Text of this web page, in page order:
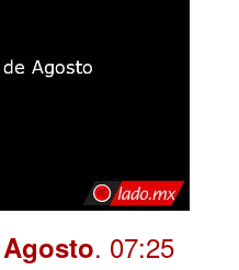
. 07:25